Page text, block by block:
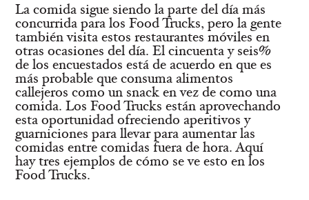
La comida sigue siendo la parte del día más
concurrida para los Food Trucks, pero la gente
también visita estos restaurantes móviles en
otras ocasiones del día. El cincuenta y seis%
de los encuestados está de acuerdo en que es
más probable que consuma alimentos
callejeros como un snack en vez de como una
comida. Los Food Trucks están aprovechando
esta oportunidad ofreciendo aperitivos y
guarniciones para llevar para aumentar las
comidas entre comidas fuera de hora. Aquí
hay tres ejemplos de cómo se ve esto en los
Food Trucks.